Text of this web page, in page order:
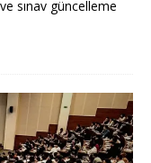
sınav güncelleme